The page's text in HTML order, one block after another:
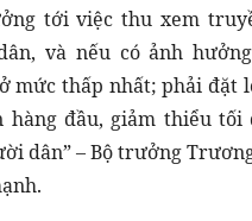
tới việc thu xem
và nếu có ảnh
mức thấp nhất; phải đặt
hàng đầu, giảm thiểu
dân” – Bộ trưởng